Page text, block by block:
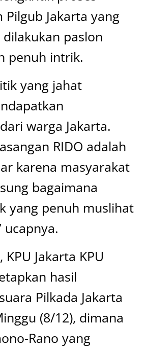
Jakarta yang
paslon
penuh intrik.
yang jahat
warga Jakarta.
RIDO adalah
karena masyarakat
bagaimana
yang penuh muslihat
ucapnya.
Jakarta KPU
hasil
Pilkada Jakarta
(8/12), dimana
Rano yang